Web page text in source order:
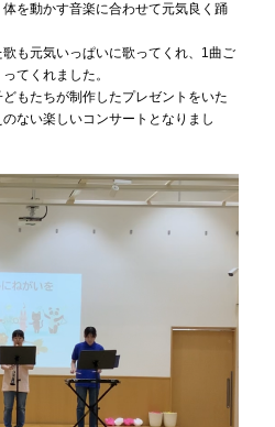
を動かす音楽に合わせて元気良く踊
も元気いっぱいに歌ってくれ、1曲ご
てくれました。
もたちが制作したプレゼントをいた
ない楽しいコンサートとなりまし